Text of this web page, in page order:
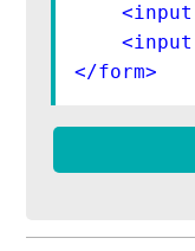
<input
<input
</form>